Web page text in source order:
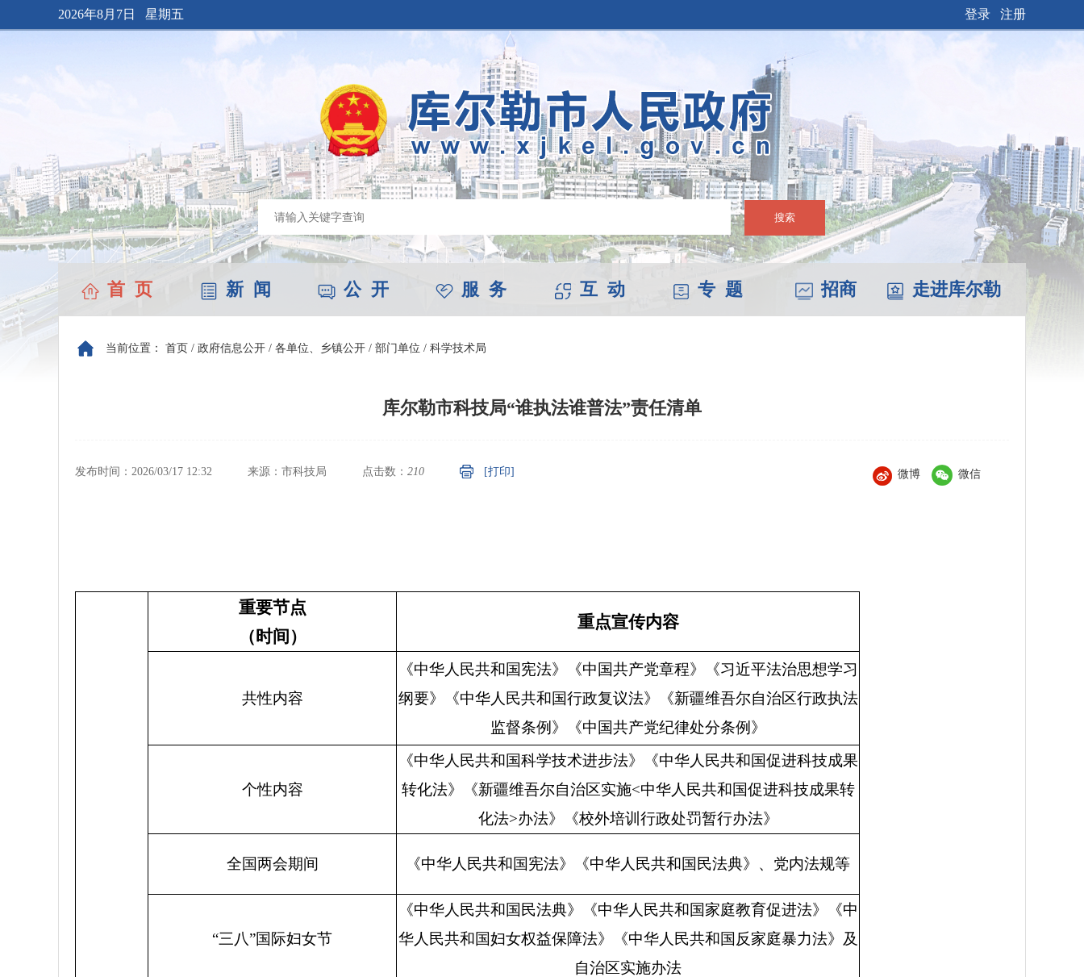
2026年8月7日 星期五 登录 注册
搜索
首 页 新 闻 公 开 服 务 互 动 专 题 招商 走进库尔勒
当前位置： 首页 / 政府信息公开 / 各单位、乡镇公开 / 部门单位 / 科学技术局
库尔勒市科技局“谁执法谁普法”责任清单
发布时间：2026/03/17 12:32 来源：市科技局 点击数： 210 [打印] 微博 微信
重要节点
（时间）
重点宣传内容
共性内容
《中华人民共和国宪法》《中国共产党章程》《习近平法治思想学习
纲要》《中华人民共和国行政复议法》《新疆维吾尔自治区行政执法
监督条例》《中国共产党纪律处分条例》
个性内容
《中华人民共和国科学技术进步法》《中华人民共和国促进科技成果
转化法》《新疆维吾尔自治区实施<中华人民共和国促进科技成果转
化法>办法》《校外培训行政处罚暂行办法》
全国两会期间 《中华人民共和国宪法》《中华人民共和国民法典》、党内法规等
“三八”国际妇女节
《中华人民共和国民法典》 《中华人民共和国家庭教育促进法》
《中
华人民共和国妇女权益保障法》
《中华人民共和国反家庭暴力法》 及
自治区实施办法